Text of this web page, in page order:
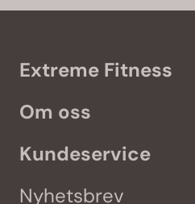
Extreme Fitness
virkelig elsker trening. Vi fører
gjerne innom vår fysiske butikk
Om oss
7011 Trondheim
Kundeservice
Nyhetsbrev